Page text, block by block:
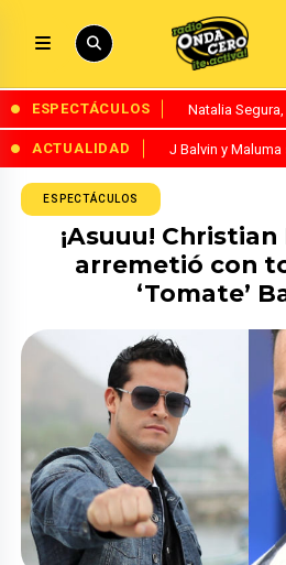
ESPECTÁCULOS Natalia
ACTUALIDAD J Balvin y
ESPECTÁCULOS
¡Asuuu!
arremetió con
‘Tomate’